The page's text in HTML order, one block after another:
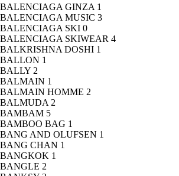
BALENCIAGA GINZA 1
BALENCIAGA MUSIC 3
BALENCIAGA SKI 0
BALENCIAGA SKIWEAR 4
BALKRISHNA DOSHI 1
BALLON 1
BALLY 2
BALMAIN 1
BALMAIN HOMME 2
BALMUDA 2
BAMBAM 5
BAMBOO BAG 1
BANG AND OLUFSEN 1
BANG CHAN 1
BANGKOK 1
BANGLE 2